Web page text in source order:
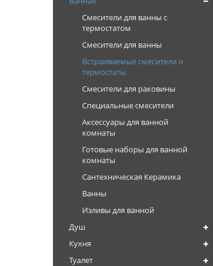
Смесители для ванны с
термостатом
Смесители для ванны
Встраиваемые смесители и
термостаты
Смесители для раковины
Специальные смесители
Аксессуары для ванной
комнаты
Готовые наборы для ванной
комнаты
Сантехническая Керамика
Ванны
Изливы для ванной
Душ
Кухня
Туалет